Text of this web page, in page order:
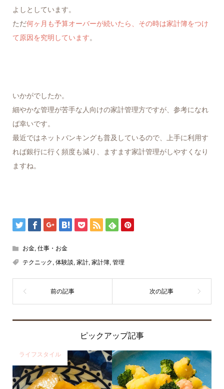
よしとしています。
ただ何ヶ月も予算オーバーが続いたら、その時は家計簿をつけ
て原因を究明しています。
いかがでしたか。
細やかな管理が苦手な人向けの家計管理方ですが、参考になれ
ば幸いです。
最近ではネットバンキングも普及しているので、上手に利用す
れば銀行に行く頻度も減り、ますます家計管理がしやすくなり
ますね。
お金, 仕事・お金
テクニック , 体験談, 家計, 家計簿, 管理
ピックアップ記事
ライフスタイル